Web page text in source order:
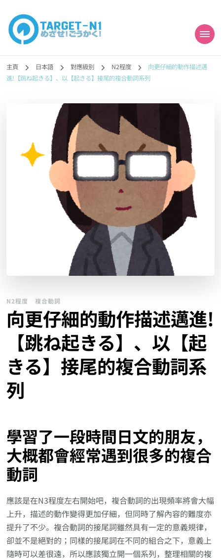
目標!!日本語能力試
N1合格
勉強コンテンツも追加予定!!】
主頁 日本語 對應級別 N2程度
向更仔細的動作描述邁
進!【跳ね起きる】、以【起きる】接尾的複合動詞系列
N2程度 複合動詞
向更仔細的動作描述邁進!
【跳ね起きる】、以【起
きる】接尾的複合動詞系
列
學習了一段時間日文的朋友，
大概都會經常遇到很多的複合
動詞
應該是在N3程度左右開始吧，複合動詞的出現頻率將會大幅
上升，描述的動作變得更加仔細，但同時了解內容的難度亦
提升了不少。複合動詞的接尾詞雖然具有一定的意義規律，
卻並不是絕對的；同樣的接尾詞在不同的組合之下，意義上
隨時可以差很遠，所以應該獨立開一個系列，整理相關的複